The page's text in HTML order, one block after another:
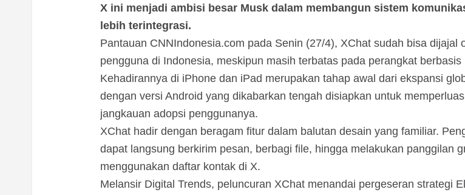
X ini menjadi ambisi besar Musk dalam membangun sistem
lebih terintegrasi.
Pantauan CNNIndonesia.com pada Senin (27/4), XChat sudah bisa dijajal
pengguna di Indonesia, meskipun masih terbatas pada perangkat berbasis
Kehadirannya di iPhone dan iPad merupakan tahap awal dari ekspansi
dengan versi Android yang dikabarkan tengah disiapkan untuk memperluas
jangkauan adopsi penggunanya.
XChat hadir dengan beragam fitur dalam balutan desain yang familiar.
dapat langsung berkirim pesan, berbagi file, hingga melakukan panggilan
menggunakan daftar kontak di X.
Melansir Digital Trends, peluncuran XChat menandai pergeseran strategi